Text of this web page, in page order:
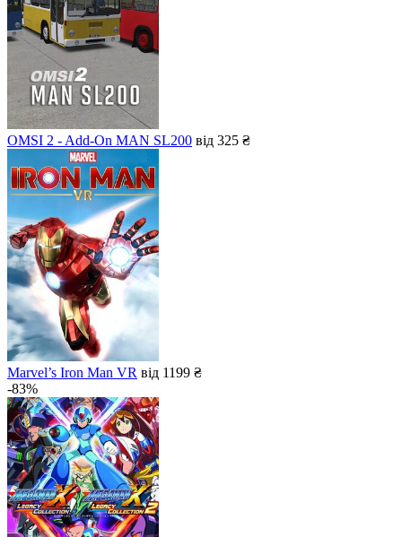
OMSI 2 - Add-On MAN SL200 від 325 ₴
Marvel’s Iron Man VR від 1199 ₴
-83%